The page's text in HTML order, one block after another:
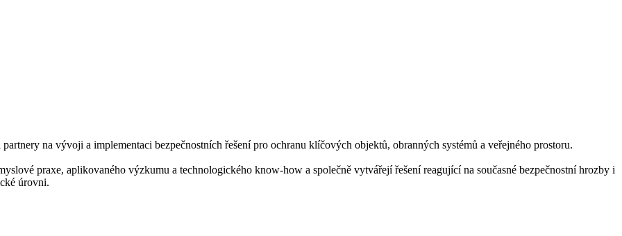
na vývoji a implementaci bezpečnostních řešení pro ochranu klíčových objektů, obranných systémů a veřejného prostoru.
praxe, aplikovaného výzkumu a technologického know-how a společně vytvářejí řešení reagující na současné bezpečnostní hrozby i
úrovni.